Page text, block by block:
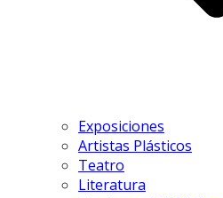
Exposiciones
Artistas Plásticos
Teatro
Literatura